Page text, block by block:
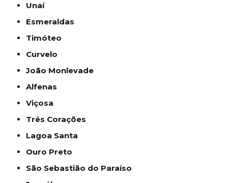
Unaí
Esmeraldas
Timóteo
Curvelo
João Monlevade
Alfenas
Viçosa
Três Corações
Lagoa Santa
Ouro Preto
São Sebastião do Paraíso